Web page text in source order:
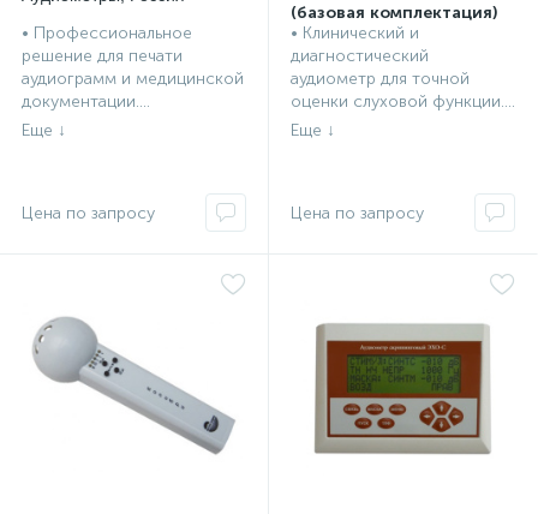
• Профессиональное
решение для печати
аудиограмм и медицинской
документации....
(базовая комплектация)
Аудиометры, Россия
• Клинический и
диагностический
аудиометр для точной
оценки слуховой функции....